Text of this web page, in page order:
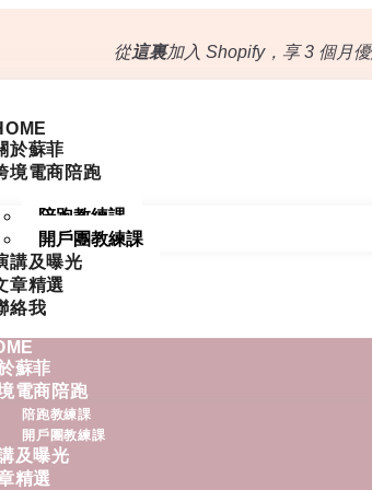
從這裏加入 Shopify，享 3 個月
於蘇菲
境電商陪跑
陪跑教練課
開戶團教練課
講及曝光
章精選
絡我
蘇菲
電商陪跑
陪跑教練課
開戶團教練課
及曝光
精選